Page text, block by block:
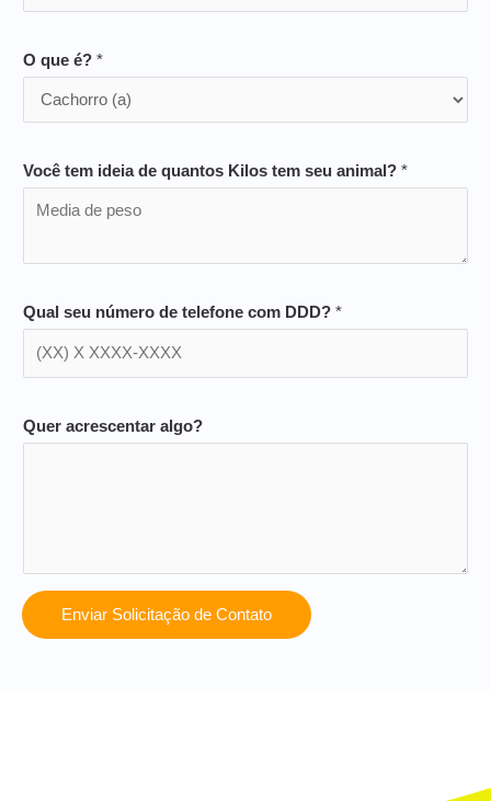
O que é? *
Você tem ideia de quantos Kilos tem seu animal? *
Qual seu número de telefone com DDD? *
Quer acrescentar algo?
Enviar Solicitação de Contato